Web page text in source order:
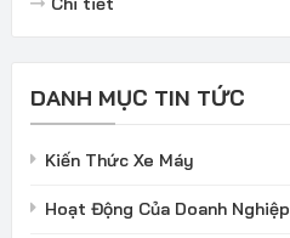
DANH MỤC TIN TỨC
Kiến Thức Xe Máy
Hoạt Động Của Doanh Nghiệp